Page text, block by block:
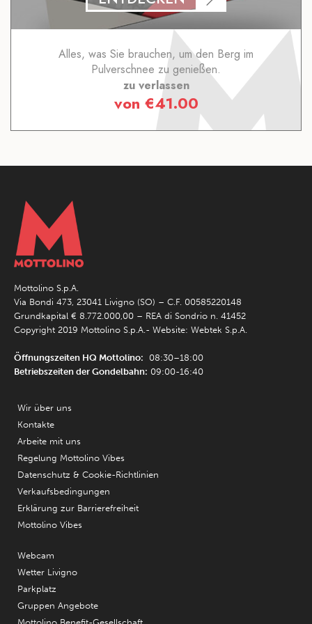
Alles, was Sie brauchen, um den Berg im
Pulverschnee zu genießen.
zu verlassen
von €41.00
Mottolino S.p.A.
Via Bondi 473, 23041 Livigno (SO) – C.F. 00585220148
Grundkapital € 8.772.000,00 – REA di Sondrio n. 41452
Copyright 2019 Mottolino S.p.A.- Website: Webtek S.p.A.
Öffnungszeiten HQ Mottolino: 08:30–18:00
Betriebszeiten der Gondelbahn: 09:00-16:40
Wir über uns
Kontakte
Arbeite mit uns
Regelung Mottolino Vibes
Datenschutz & Cookie-Richtlinien
Verkaufsbedingungen
Erklärung zur Barrierefreiheit
Mottolino Vibes
Webcam
Wetter Livigno
Parkplatz
Gruppen Angebote